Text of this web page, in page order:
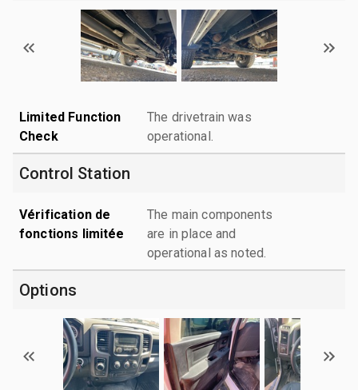
Limited Function
Check
The drivetrain was
operational.
Control Station
Vérification de
fonctions limitée
The main components
are in place and
operational as noted.
Options